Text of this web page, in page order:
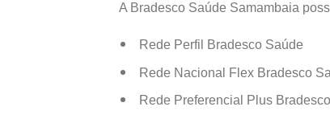
A Bradesco Saúde Samambaia
Rede Perfil Bradesco Saúde
Rede Nacional Flex Bradesco
Rede Preferencial Plus